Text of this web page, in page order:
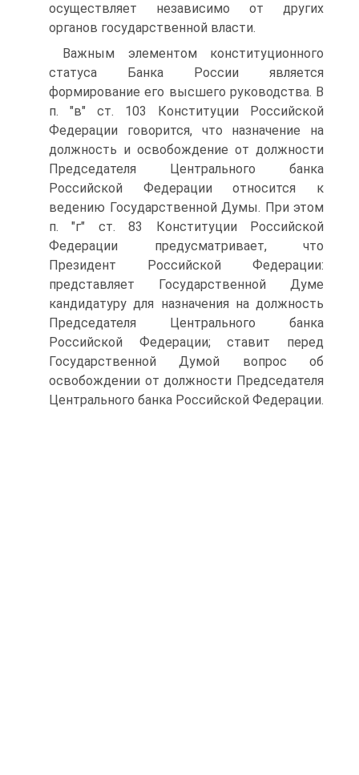
осуществляет независимо от других
органов государственной власти.
Важным элементом конституционного
статуса Банка России является
формирование его высшего руководства. В
п. "в" ст. 103 Конституции Российской
Федерации говорится, что назначение на
должность и освобождение от должности
Председателя Центрального банка
Российской Федерации относится к
ведению Государственной Думы. При этом
п. "г" ст. 83 Конституции Российской
Федерации предусматривает, что
Президент Российской Федерации:
представляет Государственной Думе
кандидатуру для назначения на должность
Председателя Центрального банка
Российской Федерации; ставит перед
Государственной Думой вопрос об
освобождении от должности Председателя
Центрального банка Российской Федерации.